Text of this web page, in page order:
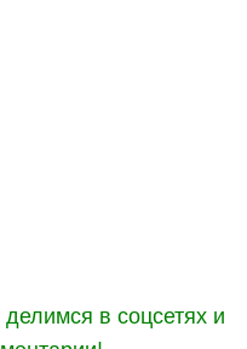
в соцсетях и